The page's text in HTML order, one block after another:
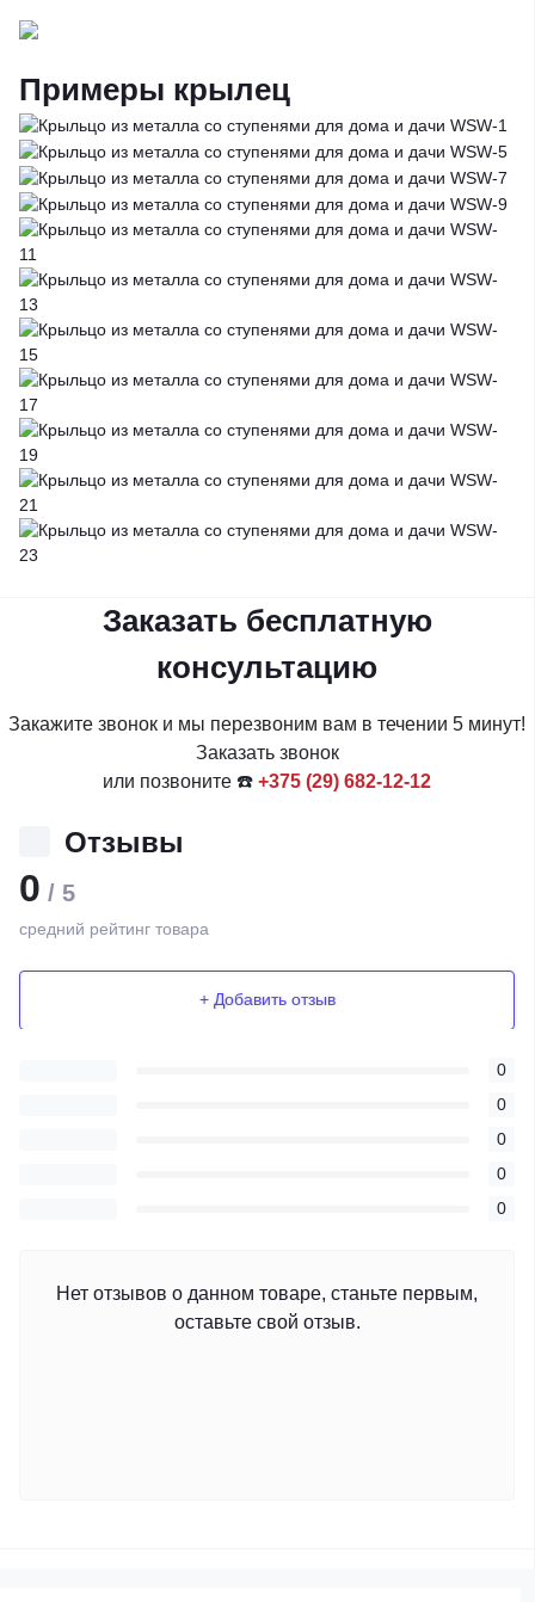
Примеры крылец
Заказать бесплатную
консультацию
Закажите звонок и мы перезвоним вам в течении 5 минут!
Заказать звонок
или позвоните ☎️ +375 (29) 682-12-12
Отзывы
0 / 5
средний рейтинг товара
+ Добавить отзыв
0
0
0
0
0
Нет отзывов о данном товаре, станьте первым,
оставьте свой отзыв.